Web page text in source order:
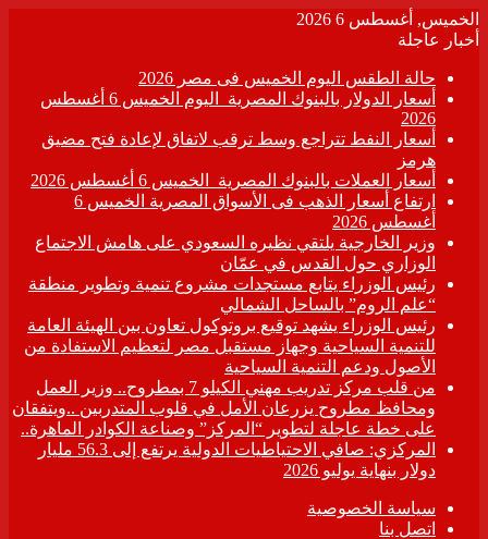
الخميس, أغسطس 6 2026
أخبار عاجلة
حالة الطقس اليوم الخميس فى مصر 2026
أسعار الدولار بالبنوك المصرية اليوم الخميس 6 أغسطس
2026
أسعار النفط تتراجع وسط ترقب لاتفاق لإعادة فتح مضيق
هرمز
أسعار العملات بالبنوك المصرية الخميس 6 أغسطس 2026
ارتفاع أسعار الذهب فى الأسواق المصرية الخميس 6
أغسطس 2026
وزير الخارجية يلتقي نظيره السعودي على هامش الاجتماع
الوزاري حول القدس في عمّان
رئيس الوزراء يتابع مستجدات مشروع تنمية وتطوير منطقة
“علم الروم” بالساحل الشمالي
رئيس الوزراء يشهد توقيع بروتوكول تعاون بين الهيئة العامة
للتنمية السياحية وجهاز مستقبل مصر لتعظيم الاستفادة من
الأصول ودعم التنمية السياحية
من قلب مركز تدريب مهني الكيلو 7 بمطروح.. وزير العمل
ومحافظ مطروح يزرعان الأمل في قلوب المتدربين ..ويتفقان
على خطة عاجلة لتطوير “المركز” وصناعة الكوادر الماهرة..
المركزي: صافي الاحتياطيات الدولية يرتفع إلى 56.3 مليار
دولار بنهاية يوليو 2026
سياسة الخصوصية
اتصل بنا